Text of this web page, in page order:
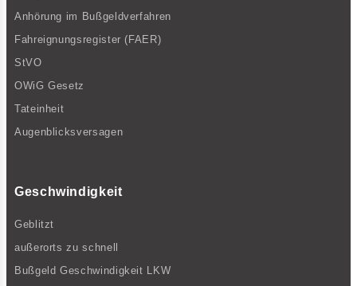
Anhörung im Bußgeldverfahren
Fahreignungsregister (FAER)
StVO
OWiG Gesetz
Tateinheit
Augenblicksversagen
Geschwindigkeit
Geblitzt
außerorts zu schnell
Bußgeld Geschwindigkeit LKW